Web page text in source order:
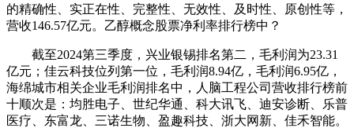
的精确性、实正在性、完整性、无效性、及时性、原创性等，
营收146.57亿元。乙醇概念股票净利率排行榜中？
截至2024第三季度，兴业银锡排名第二，毛利润为23.31
亿元；佳云科技位列第一位，毛利润8.94亿，毛利润6.95亿，
海绵城市相关企业毛利润排名中，人脑工程公司营收排行榜前
十顺次是：均胜电子、世纪华通、科大讯飞、迪安诊断、乐普
医疗、东富龙、三诺生物、盈趣科技、浙大网新、佳禾智能。